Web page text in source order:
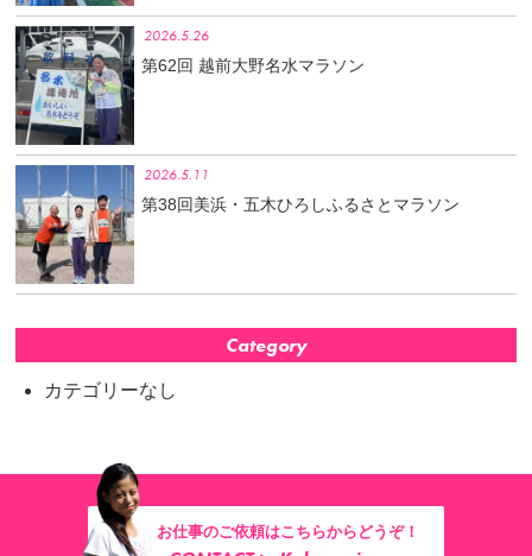
2026.5.26
第62回 越前大野名水マラソン
2026.5.11
第38回美浜・五木ひろしふるさとマラソン
Category
カテゴリーなし
お仕事のご依頼はこちらからどうぞ！